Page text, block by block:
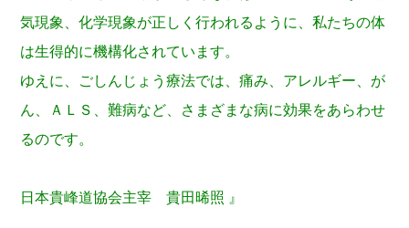
気現象、化学現象が正しく行われるように、私たちの体
は生得的に機構化されています。
ゆえに、ごしんじょう療法では、痛み、アレルギー、が
ん、ＡＬＳ、難病など、さまざまな病に効果をあらわせ
るのです。
日本貴峰道協会主宰 貴田晞照 』